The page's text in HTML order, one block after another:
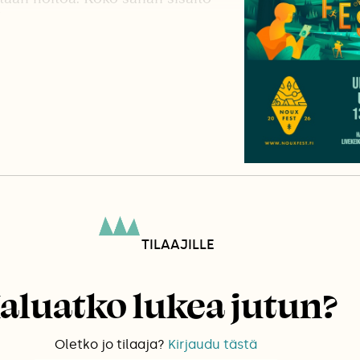
TILAAJILLE
lukea jutun?
Oletko jo tilaaja? Kirjaudu tästä